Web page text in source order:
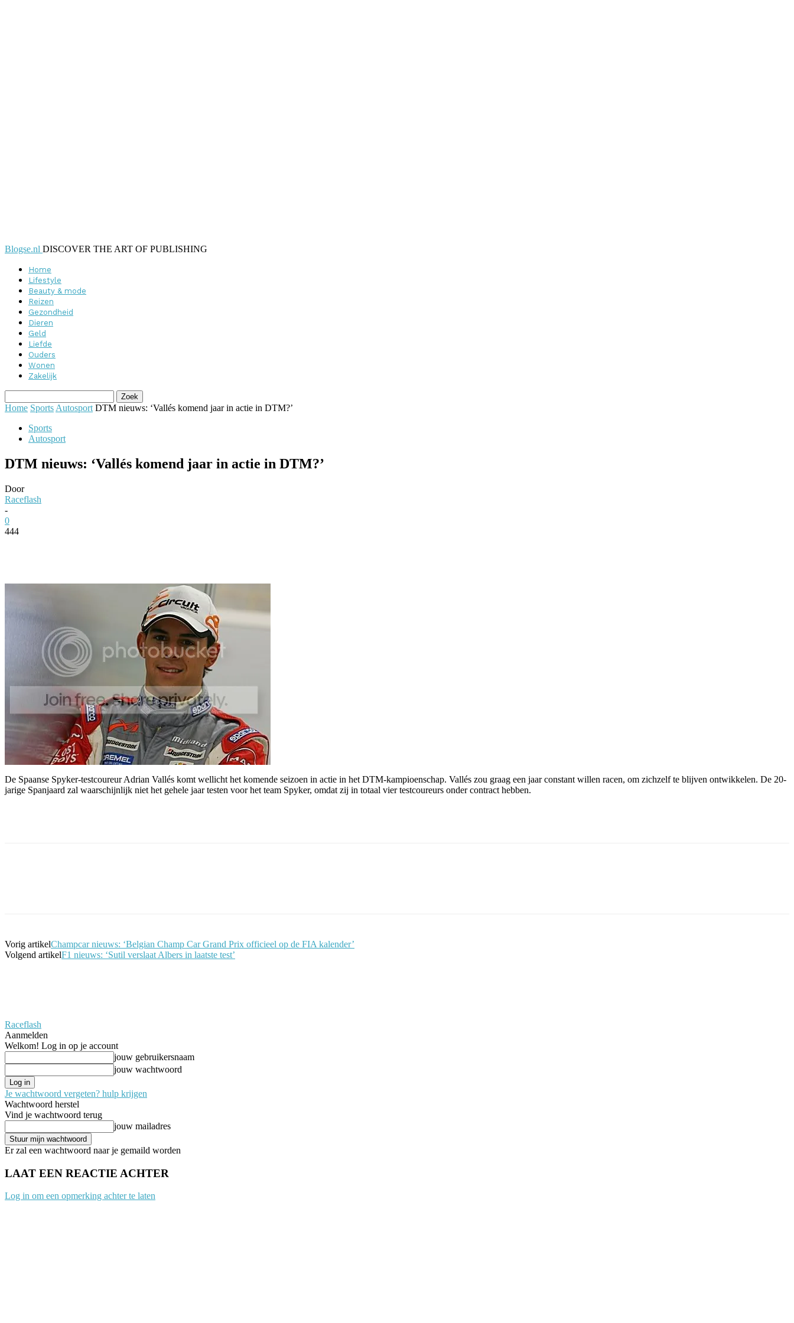
Blogse.nl DISCOVER THE ART OF PUBLISHING
Home
Lifestyle
Beauty & mode
Reizen
Gezondheid
Dieren
Geld
Liefde
Ouders
Wonen
Zakelijk
Home Sports Autosport DTM nieuws: ‘Vallés komend jaar in actie in DTM?’
Sports
Autosport
DTM nieuws: ‘Vallés komend jaar in actie in DTM?’
Door
Raceflash
-
0
444
De Spaanse Spyker-testcoureur Adrian Vallés komt wellicht het komende seizoen in actie in het DTM-kampioenschap. Vallés zou graag een jaar constant willen racen, om zichzelf te blijven ontwikkelen. De 20-
jarige Spanjaard zal waarschijnlijk niet het gehele jaar testen voor het team Spyker, omdat zij in totaal vier testcoureurs onder contract hebben.
Vorig artikelChampcar nieuws: ‘Belgian Champ Car Grand Prix officieel op de FIA kalender’
Volgend artikelF1 nieuws: ‘Sutil verslaat Albers in laatste test’
Raceflash
Aanmelden
Welkom! Log in op je account
jouw gebruikersnaam
jouw wachtwoord
Je wachtwoord vergeten? hulp krijgen
Wachtwoord herstel
Vind je wachtwoord terug
jouw mailadres
Er zal een wachtwoord naar je gemaild worden
LAAT EEN REACTIE ACHTER
Log in om een opmerking achter te laten